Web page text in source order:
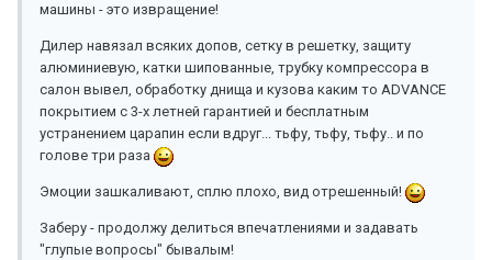
машины - это извращение!
Дилер навязал всяких допов, сетку в решетку, защиту
алюминиевую, катки шипованные, трубку компрессора в
салон вывел, обработку днища и кузова каким то ADVANCE
покрытием с 3-х летней гарантией и бесплатным
устранением царапин если вдруг... тьфу, тьфу, тьфу.. и по
голове три раза
Эмоции зашкаливают, сплю плохо, вид отрешенный!
Заберу - продолжу делиться впечатлениями и задавать
"глупые вопросы" бывалым!